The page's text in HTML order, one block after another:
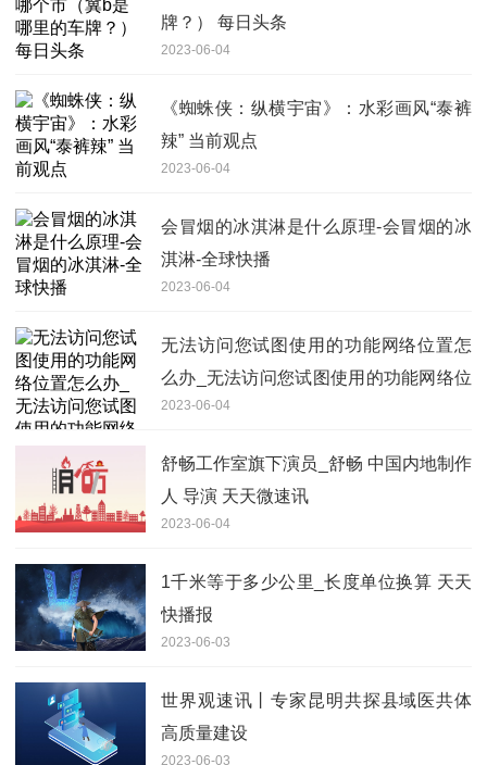
牌？） 每日头条
2023-06-04
《蜘蛛侠：纵横宇宙》：水彩画风“泰裤
辣” 当前观点
2023-06-04
会冒烟的冰淇淋是什么原理-会冒烟的冰
淇淋-全球快播
2023-06-04
无法访问您试图使用的功能网络位置怎
么办_无法访问您试图使用的功能网络位
置
2023-06-04
舒畅工作室旗下演员_舒畅 中国内地制作
人 导演 天天微速讯
2023-06-04
1千米等于多少公里_长度单位换算 天天
快播报
2023-06-03
世界观速讯丨专家昆明共探县域医共体
高质量建设
2023-06-03